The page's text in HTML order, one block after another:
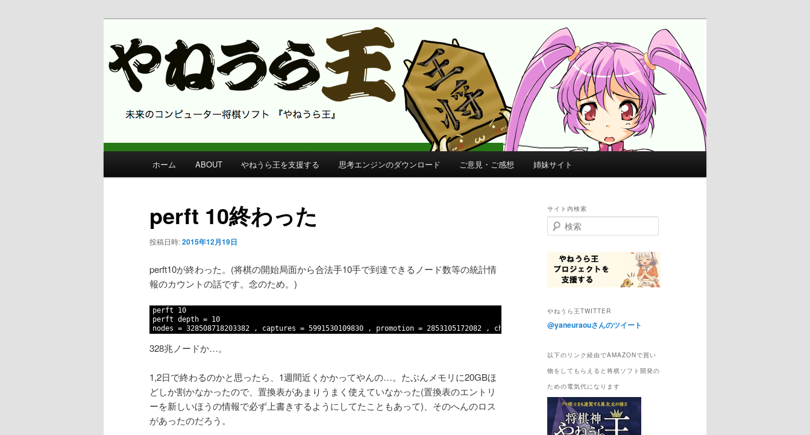
やねうら王 公式サイト
メ
ン
ン
テ
ン
ツ
へ
ホーム ABOUT やねうら王を支援する 思考エンジンのダウンロード ご意見・ご感想 姉妹サイト
perft 10終わった
投稿日時:2015年12月19日
perft10が終わった。(将棋の開始局面から合法手10手で到達できるノード数等の統計情
報のカウントの話です。念のため。)
perft 10
perft depth = 10
nodes = 328508718203382 , captures = 5991530109830 , promotion = 2853105172082 , checks = 2310279117871 checkmates = 42154478
328兆ノードか…。
1,2日で終わるのかと思ったら、1週間近くかかってやんの…。たぶんメモリに20GBほ
どしか割かなかったので、置換表があまりうまく使えていなかった(置換表のエントリ
ーを新しいほうの情報で必ず上書きするようにしてたこともあって)、そのへんのロス
があったのだろう。
サイト内検索
検
索
やねうら王TWITTER
@yaneuraouさんのツイート
以下のリンク経由でAMAZONで買い
物をしてもらえると将棋ソフト開発の
ための電気代になります